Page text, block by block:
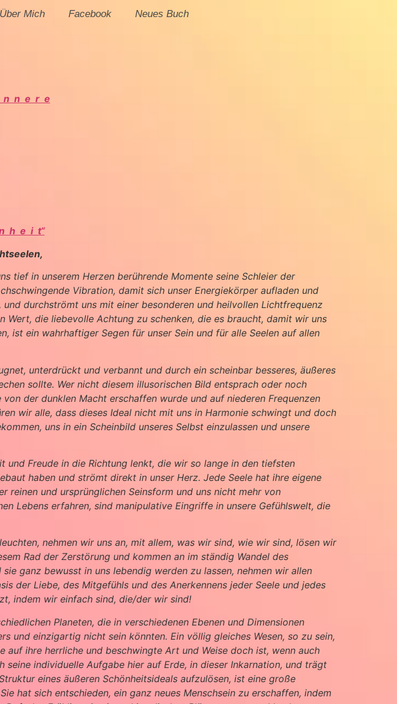
Über Mich Facebook Neues Buch
n e r e
h e i t“
tief in unserem Herzen berührende Momente seine Schleier der
Vibration, damit sich unser Energiekörper aufladen und
durchströmt uns mit einer besonderen und heilvollen Lichtfrequenz
Wert, die liebevolle Achtung zu schenken, die es braucht, damit wir uns
ist ein wahrhaftiger Segen für unser Sein und für alle Seelen auf allen
unterdrückt und verbannt und durch ein scheinbar besseres, äußeres
sollte. Wer nicht diesem illusorischen Bild entsprach oder noch
der dunklen Macht erschaffen wurde und auf niederen Frequenzen
wir alle, dass dieses Ideal nicht mit uns in Harmonie schwingt und doch
uns in ein Scheinbild unseres Selbst einzulassen und unsere
Freude in die Richtung lenkt, die wir so lange in den tiefsten
haben und strömt direkt in unser Herz. Jede Seele hat ihre eigene
reinen und ursprünglichen Seinsform und uns nicht mehr von
Lebens erfahren, sind manipulative Eingriffe in unsere Gefühlswelt, die
nehmen wir uns an, mit allem, was wir sind, wie wir sind, lösen wir
Rad der Zerstörung und kommen an im ständig Wandel des
ganz bewusst in uns lebendig werden zu lassen, nehmen wir allen
der Liebe, des Mitgefühls und des Anerkennens jeder Seele und jedes
indem wir einfach sind, die/der wir sind!
Planeten, die in verschiedenen Ebenen und Dimensionen
und einzigartig nicht sein könnten. Ein völlig gleiches Wesen, so zu sein,
auf ihre herrliche und beschwingte Art und Weise doch ist, wenn auch
individuelle Aufgabe hier auf Erde, in dieser Inkarnation, und trägt
eines äußeren Schönheitsideals aufzulösen, ist eine große
hat sich entschieden, ein ganz neues Menschsein zu erschaffen, indem